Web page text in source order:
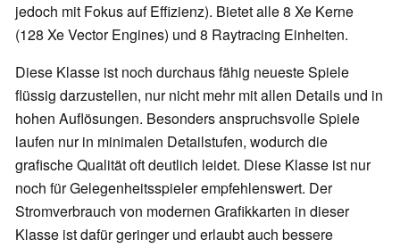
jedoch mit Fokus auf Effizienz). Bietet alle 8 Xe Kerne
(128 Xe Vector Engines) und 8 Raytracing Einheiten.
Diese Klasse ist noch durchaus fähig neueste Spiele
flüssig darzustellen, nur nicht mehr mit allen Details und in
hohen Auflösungen. Besonders anspruchsvolle Spiele
laufen nur in minimalen Detailstufen, wodurch die
grafische Qualität oft deutlich leidet. Diese Klasse ist nur
noch für Gelegenheitsspieler empfehlenswert. Der
Stromverbrauch von modernen Grafikkarten in dieser
Klasse ist dafür geringer und erlaubt auch bessere